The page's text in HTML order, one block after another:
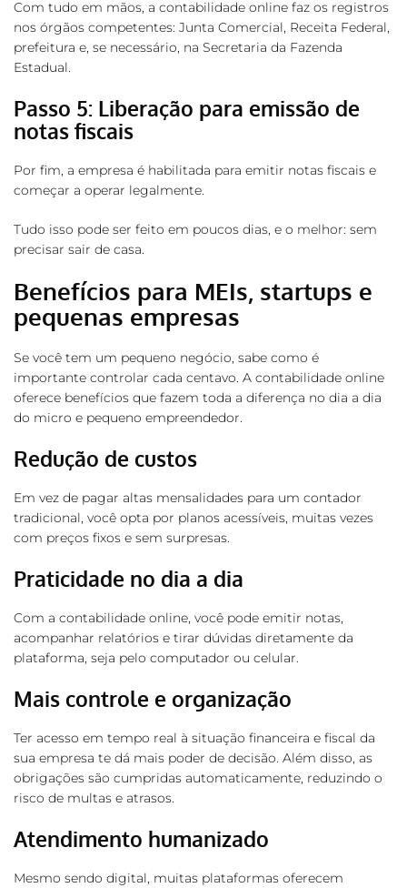
Com tudo em mãos, a contabilidade online faz os registros
nos órgãos competentes: Junta Comercial, Receita Federal,
prefeitura e, se necessário, na Secretaria da Fazenda
Estadual.
Passo 5: Liberação para emissão de
notas fiscais
Por fim, a empresa é habilitada para emitir notas fiscais e
começar a operar legalmente.
Tudo isso pode ser feito em poucos dias, e o melhor: sem
precisar sair de casa.
Benefícios para MEIs, startups e
pequenas empresas
Se você tem um pequeno negócio, sabe como é
importante controlar cada centavo. A contabilidade online
oferece benefícios que fazem toda a diferença no dia a dia
do micro e pequeno empreendedor.
Redução de custos
Em vez de pagar altas mensalidades para um contador
tradicional, você opta por planos acessíveis, muitas vezes
com preços fixos e sem surpresas.
Praticidade no dia a dia
Com a contabilidade online, você pode emitir notas,
acompanhar relatórios e tirar dúvidas diretamente da
plataforma, seja pelo computador ou celular.
Mais controle e organização
Ter acesso em tempo real à situação financeira e fiscal da
sua empresa te dá mais poder de decisão. Além disso, as
obrigações são cumpridas automaticamente, reduzindo o
risco de multas e atrasos.
Atendimento humanizado
Mesmo sendo digital, muitas plataformas oferecem